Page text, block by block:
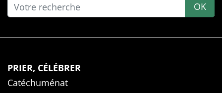
OK
PRIER, CÉLÉBRER
Catéchuménat